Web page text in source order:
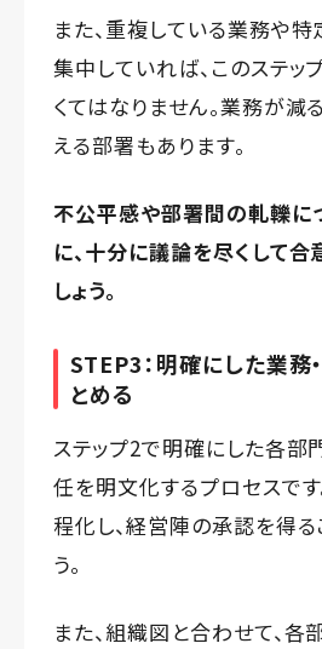
また、重複している業務や
集中していれば、このステッ
くてはなりません。業務が減
える部署もあります。
不公平感や部署間の軋轢に
に、十分に議論を尽くして合
しょう。
STEP3：明確にした業務
とめる
ステップ2で明確にした各部
任を明文化するプロセスで
程化し、経営陣の承認を得る
う。
また、組織図と合わせて、